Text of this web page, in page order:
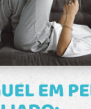
espaço para
facilitando o
bem
famílias ou para
para estudos
mais